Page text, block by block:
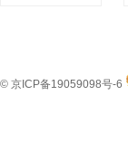
© 京ICP备19059098号-6